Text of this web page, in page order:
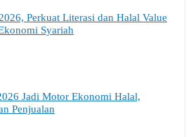
Perkuat Literasi dan Halal Value
Syariah
Jadi Motor Ekonomi Halal,
Penjualan